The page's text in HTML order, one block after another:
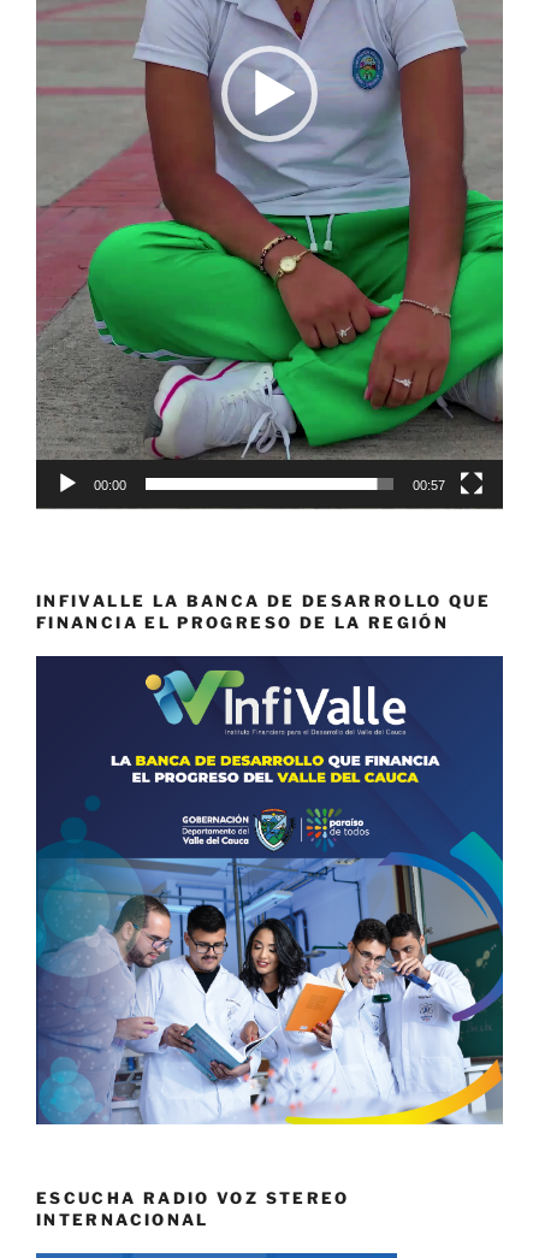
00:00 00:57
INFIVALLE LA BANCA DE DESARROLLO QUE
FINANCIA EL PROGRESO DE LA REGIÓN
ESCUCHA RADIO VOZ STEREO
INTERNACIONAL